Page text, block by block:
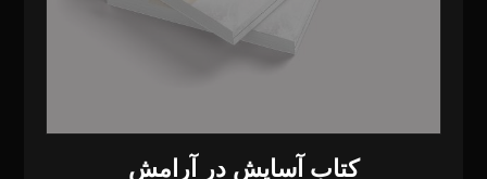
کتاب آسایش در آرامش